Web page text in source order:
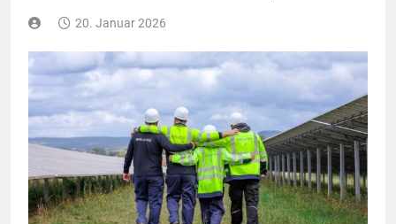
20. Januar 2026